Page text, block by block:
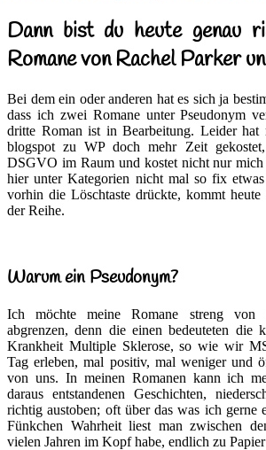
Dann bist du heute genau
Romane von Rachel Parker
Bei dem ein oder anderen hat es sich ja
dass ich zwei Romane unter Pseudonym
dritte Roman ist in Bearbeitung. Leider
blogspot zu WP doch mehr Zeit
DSGVO im Raum und kostet nicht nur mich
hier unter Kategorien nicht mal so fix
vorhin die Löschtaste drückte, kommt
der Reihe.
Warum ein Pseudonym?
Ich möchte meine Romane streng von
abgrenzen, denn die einen bedeuteten die
Krankheit Multiple Sklerose, so wie wir
Tag erleben, mal positiv, mal weniger und
von uns. In meinen Romanen kann ich
daraus entstandenen Geschichten,
richtig austoben; oft über das was ich gerne
Fünkchen Wahrheit liest man zwischen
vielen Jahren im Kopf habe, endlich zu